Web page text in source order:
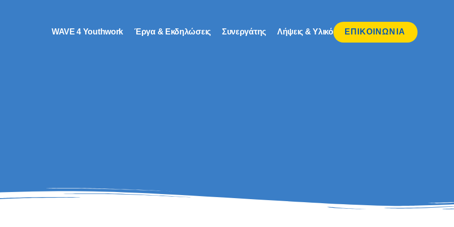
WAVE 4 Youthwork Έργα & Εκδηλώσεις Συνεργάτης Λήψεις & Υλικό ΕΠΙΚΟΙΝΩΝΊΑ